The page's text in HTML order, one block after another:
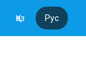
Қаз Рус